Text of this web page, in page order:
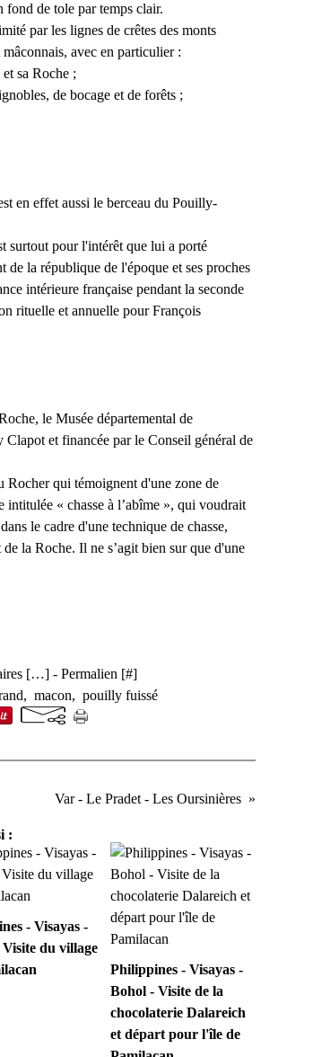
de tole par temps clair.
par les lignes de crêtes des monts
avec en particulier :
et sa Roche ;
de bocage et de forêts ;
en effet aussi le berceau du Pouilly-
surtout pour l'intérêt que lui a porté
la république de l'époque et ses proches
intérieure française pendant la seconde
rituelle et annuelle pour François
le Musée départemental de
et financée par le Conseil général de
Rocher qui témoignent d'une zone de
intitulée « chasse à l’abîme », qui voudrait
le cadre d'une technique de chasse,
la Roche. Il ne s’agit bien sur que d'une
[…] - Permalien [#]
, macon, pouilly fuissé
Var - Le Pradet - Les Oursinières
:
- Visayas -
du village
Philippines - Visayas -
Bohol - Visite de la
chocolaterie Dalareich
et départ pour l'île de